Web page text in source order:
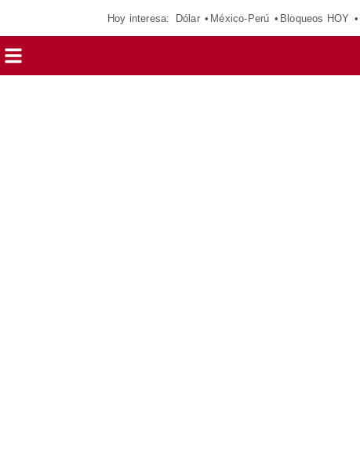
Hoy interesa: Dólar México-Perú Bloqueos HOY